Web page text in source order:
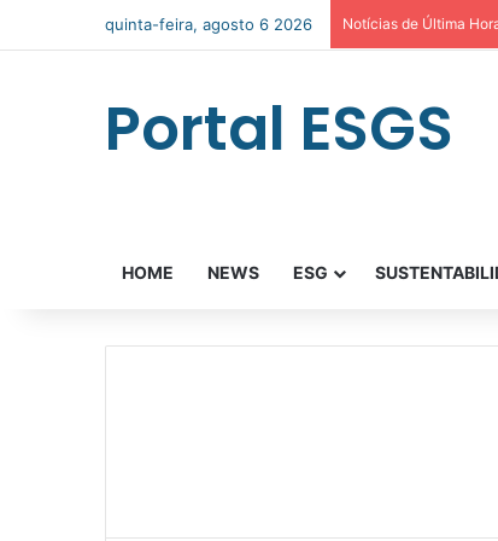
quinta-feira, agosto 6 2026 Notícias de Última
Portal ESGS
HOME NEWS ESG